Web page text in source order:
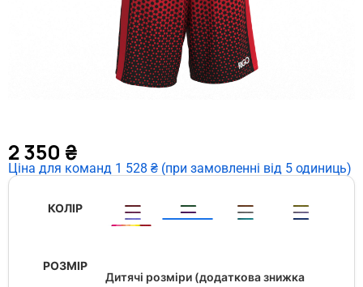
2 350 ₴
Ціна для команд 1 528 ₴ (при замовленні від 5 одиниць)
КОЛІР
РОЗМІР
Дитячі розміри (додаткова знижка